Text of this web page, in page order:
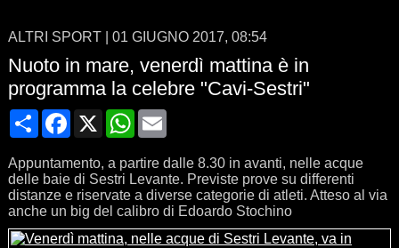
ALTRI SPORT 01 GIUGNO 2017, 08:54
Nuoto in mare, venerdì mattina è in
programma la celebre "Cavi-Sestri"
CondividiFacebook
X WhatsApp
Email
Appuntamento, a partire dalle 8.30 in avanti, nelle acque
delle baie di Sestri Levante. Previste prove su differenti
distanze e riservate a diverse categorie di atleti. Atteso al via
anche un big del calibro di Edoardo Stochino